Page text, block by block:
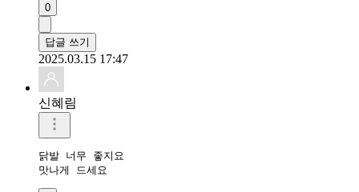
0
답글 쓰기
2025.03.15 17:47
신혜림
닭발 너무 좋지요
맛나게 드세요